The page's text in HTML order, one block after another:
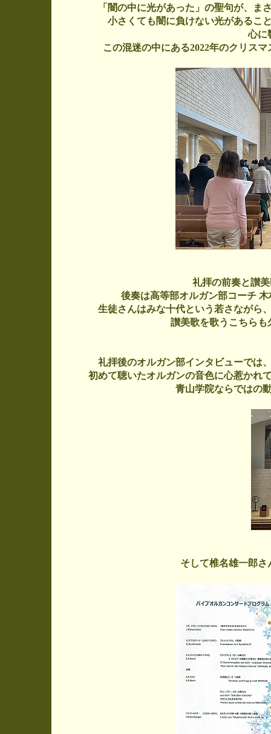
「闇の中に光があった」の聖句が、
小さくても闇に負けない光があるこ
心に
この混迷の中にある2022年のクリス
礼拝の前奏と讃
後奏は高等部オルガン部コーチ
生徒さんはみな十代という若さながら
讃美歌を歌うこちら
礼拝後のオルガン部インタビューでは
初めて聴いたオルガンの音色に心惹かれ
青山学院ならではの
そして椎名雄一郎